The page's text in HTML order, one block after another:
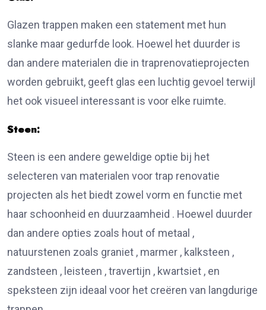
Glazen trappen maken een statement met hun
slanke maar gedurfde look. Hoewel het duurder is
dan andere materialen die in traprenovatieprojecten
worden gebruikt, geeft glas een luchtig gevoel terwijl
het ook visueel interessant is voor elke ruimte.
Steen:
Steen is een andere geweldige optie bij het
selecteren van materialen voor trap renovatie
projecten als het biedt zowel vorm en functie met
haar schoonheid en duurzaamheid . Hoewel duurder
dan andere opties zoals hout of metaal ,
natuurstenen zoals graniet , marmer , kalksteen ,
zandsteen , leisteen , travertijn , kwartsiet , en
speksteen zijn ideaal voor het creëren van langdurige